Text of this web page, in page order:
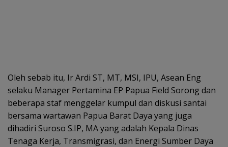
Oleh sebab itu, Ir Ardi ST, MT, MSI, IPU, Asean Eng
selaku Manager Pertamina EP Papua Field Sorong dan
beberapa staf menggelar kumpul dan diskusi santai
bersama wartawan Papua Barat Daya yang juga
dihadiri Suroso S.IP, MA yang adalah Kepala Dinas
Tenaga Kerja, Transmigrasi, dan Energi Sumber Daya